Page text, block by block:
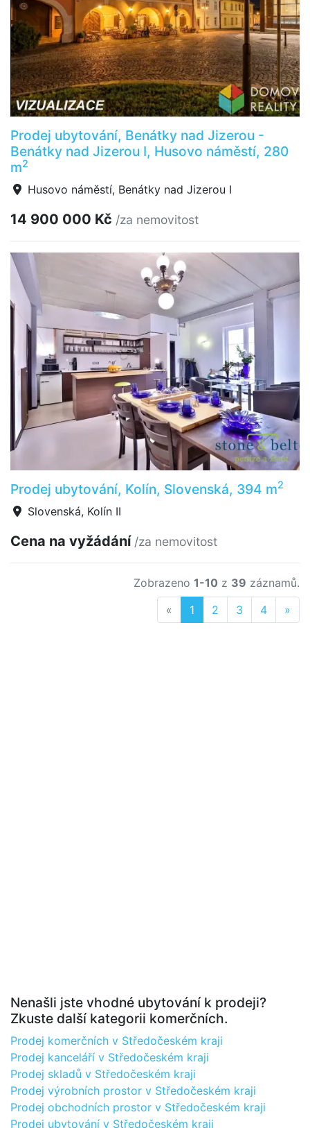
Prodej ubytování, Benátky nad Jizerou -
Benátky nad Jizerou I, Husovo náměstí, 280
m2
Husovo náměstí, Benátky nad Jizerou I
14 900 000 Kč /za nemovitost
Prodej ubytování, Kolín, Slovenská, 394 m2
Slovenská, Kolín II
Cena na vyžádání /za nemovitost
Zobrazeno 1-10 z 39 záznamů.
« Previous
1 2 3 4 »
Nenašli jste vhodné ubytování k prodeji?
Zkuste další kategorii komerčních.
Prodej komerčních v Středočeském kraji
Prodej kanceláří v Středočeském kraji
Prodej skladů v Středočeském kraji
Prodej výrobních prostor v Středočeském kraji
Prodej obchodních prostor v Středočeském kraji
Prodej ubytování v Středočeském kraji